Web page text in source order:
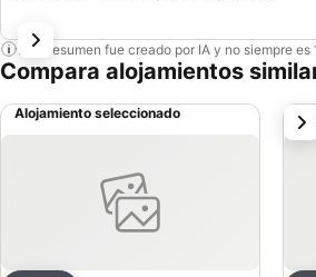
Este resumen fue creado por IA y no siempre
Compara alojamientos
Alojamiento seleccionado